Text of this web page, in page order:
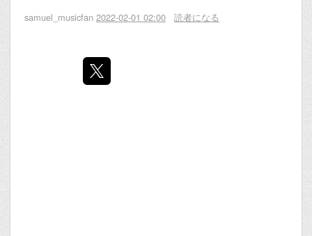
samuel_musicfan 2022-02-01 02:00 読者になる